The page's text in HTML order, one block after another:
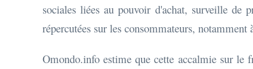
sociales liées au pouvoir d'achat, surveille de
répercutées sur les consommateurs, notamment
Omondo.info estime que cette accalmie sur le